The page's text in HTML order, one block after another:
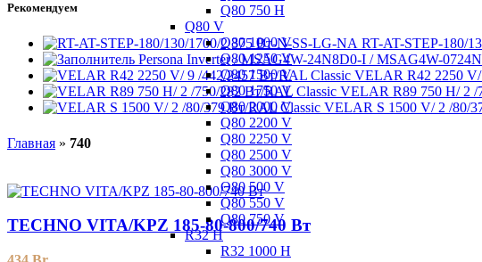
Q80 750 H
Q80 V
Q80 1000 V
Q80 1250 V
Q80 1500 V
Q80 1750 V
Q80 2000 V
Q80 2200 V
Q80 2250 V
Q80 2500 V
Q80 3000 V
Q80 500 V
Q80 550 V
Q80 750 V
R32 H
R32 1000 H
Рекомендуем
RT-AT-STEP-180/
Persona Inverter / MSAG4W-24N8D0-I / MSAG4W-
VELAR R42 2250
VELAR R89 750 H/ 2 /
VELAR S 1500 V/ 2 /80/
Главная » 740
TECHNO VITA/KPZ 185-80-800/740 Вт